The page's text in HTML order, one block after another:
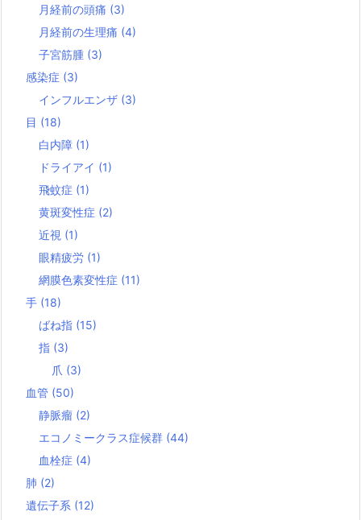
月経前の頭痛 (3)
月経前の生理痛 (4)
子宮筋腫 (3)
感染症 (3)
インフルエンザ (3)
目 (18)
白内障 (1)
ドライアイ (1)
飛蚊症 (1)
黄斑変性症 (2)
近視 (1)
眼精疲労 (1)
網膜色素変性症 (11)
手 (18)
ばね指 (15)
指 (3)
爪 (3)
血管 (50)
静脈瘤 (2)
エコノミークラス症候群 (44)
血栓症 (4)
肺 (2)
遺伝子系 (12)